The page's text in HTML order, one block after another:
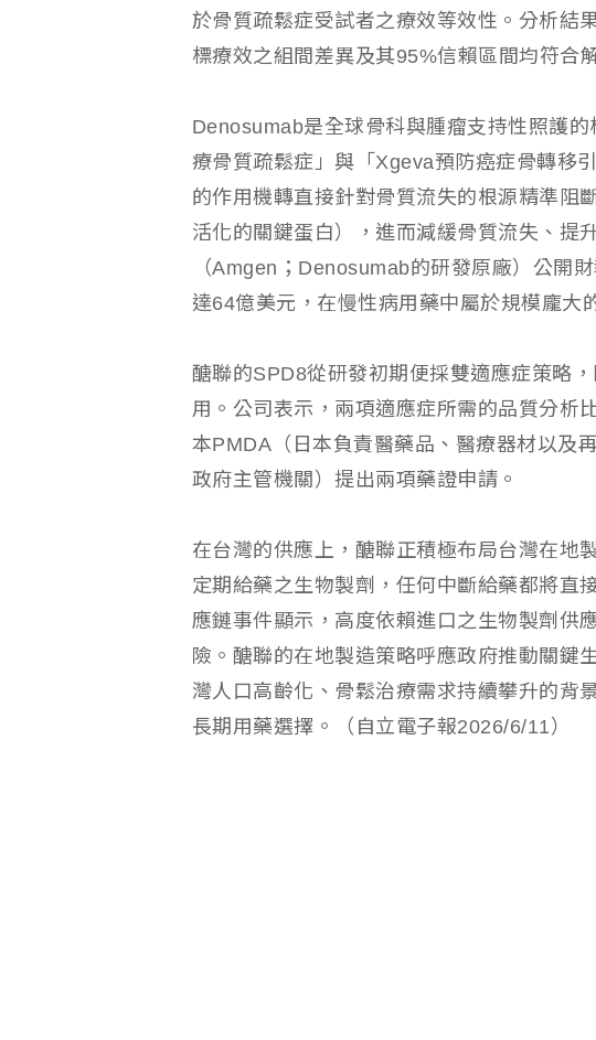
於骨質疏鬆症受試者之療效等效性。分析結
標療效之組間差異及其95%信賴區間均符合
Denosumab是全球骨科與腫瘤支持性照護
療骨質疏鬆症」與「Xgeva預防癌症骨轉移
的作用機轉直接針對骨質流失的根源精準阻
活化的關鍵蛋白），進而減緩骨質流失、提
（Amgen；Denosumab的研發原廠）公開
達64億美元，在慢性病用藥中屬於規模龐大
醣聯的SPD8從研發初期便採雙適應症策略
用。公司表示，兩項適應症所需的品質分析
本PMDA（日本負責醫藥品、醫療器材以及
政府主管機關）提出兩項藥證申請。
在台灣的供應上，醣聯正積極布局台灣在地
定期給藥之生物製劑，任何中斷給藥都將直
應鏈事件顯示，高度依賴進口之生物製劑供
險。醣聯的在地製造策略呼應政府推動關鍵
灣人口高齡化、骨鬆治療需求持續攀升的背
長期用藥選擇。（自立電子報2026/6/11）